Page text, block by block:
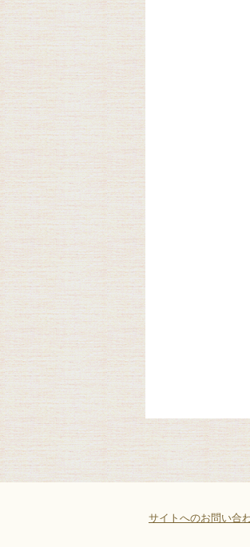
サイトへのお問い合